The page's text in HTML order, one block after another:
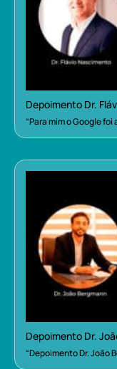
Depoimento Dr.
“Para mim o Google
Depoimento Dr.
“Depoimento Dr. João